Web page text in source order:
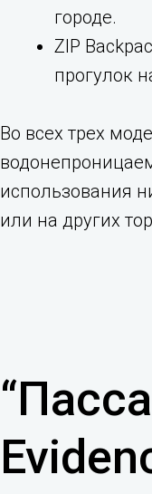
городе.
ZIP
прогулок
Во всех трех
использования
или на других